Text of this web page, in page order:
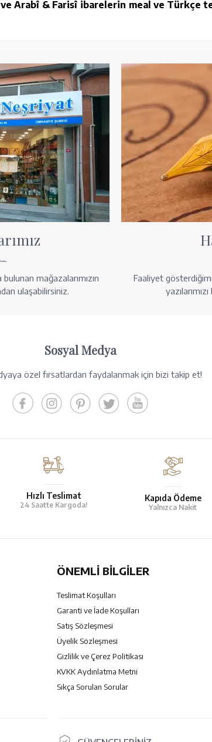
Arabî & Farisî ibarelerin meal ve Türkçe
mağazalarımızın
ulaşabilirsiniz.
Faaliyet
Sosyal Medya
özel fırsatlardan faydalanmak için bizi takip et!
Hızlı Teslimat
24 Saatte Kargoda!
Kapıda Ödeme
Yalnızca Nakit
ÖNEMLI BILGILER
Teslimat Koşulları
Garanti ve İade Koşulları
Satış Sözleşmesi
Üyelik Sözleşmesi
Gizlilik ve Çerez Politikası
KVKK Aydınlatma Metni
Sıkça Sorulan Sorular